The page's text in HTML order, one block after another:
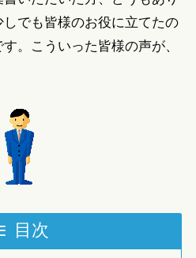
でも皆様のお役に立てたの
。こういった皆様の声が、
目次